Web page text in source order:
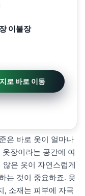
이불장
로 바로 이동
은 바로 옷이 얼마나
장이라는 공간에 여
은 옷이 자연스럽게
는 것이 중요하죠. 옷
, 소재는 피부에 자극